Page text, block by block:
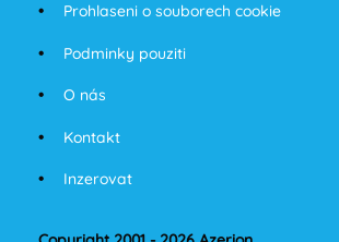
Prohlaseni o souborech cookie
Podminky pouziti
O nás
Kontakt
Inzerovat